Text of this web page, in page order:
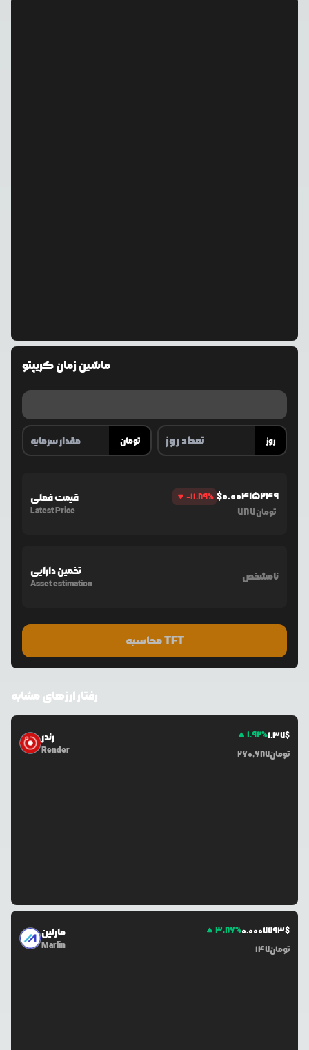
ماشین زمان کریپتو
تومان روز
قیمت فعلی
Latest Price
-11.89% $0.00415249
787تومان
تخمین دارایی
Asset estimation
نامشخص
محاسبه TFT
رفتار ارزهای مشابه
رندر
Render
1.92%1.37$
260,687تومان
مارلین
Marlin
3.86%0.0007793$
147تومان